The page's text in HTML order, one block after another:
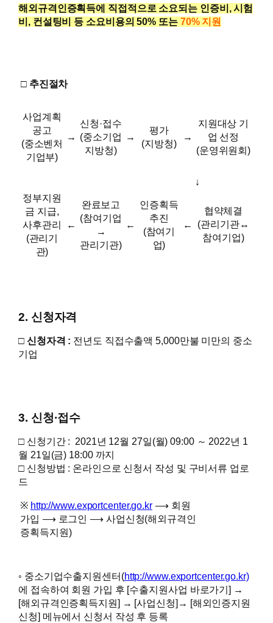
해외규격인증획득에 직접적으로 소요되는 인증비, 시험
비, 컨설팅비 등 소요비용의 50% 또는 70% 지원
□ 추진절차
사업계획
공고
(중소벤처
기업부)
→
신청·접수
(중소기업
지방청)
→
평가
(지방청)
→
지원대상 기
업 선정
(운영위원회)
↓
정부지원
금 지급,
사후관리
(관리기
관)
←
완료보고
(참여기업
→
관리기관)
←
인증획득
추진
(참여기
업)
←
협약체결
(관리기관↔
참여기업)
2. 신청자격
□ 신청자격 : 전년도 직접수출액 5,000만불 미만의 중소
기업
3. 신청·접수
□ 신청기간 : 2021년 12월 27일(월) 09:00 ～ 2022년 1
월 21일(금) 18:00 까지
□ 신청방법 : 온라인으로 신청서 작성 및 구비서류 업로
드
※ http://www.exportcenter.go.kr⟶ 회원
가입 ⟶ 로그인 ⟶ 사업신청(해외규격인
증획득지원)
◦ 중소기업수출지원센터(http://www.exportcenter.go.kr)
에 접속하여 회원 가입 후 [수출지원사업 바로가기] →
[해외규격인증획득지원] → [사업신청] → [해외인증지원
신청] 메뉴에서 신청서 작성 후 등록